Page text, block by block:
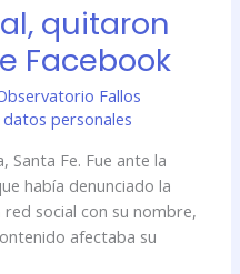
quitaron
Facebook
Fallos
personales
Santa Fe. Fue ante la
había denunciado la
social con su nombre,
afectaba su